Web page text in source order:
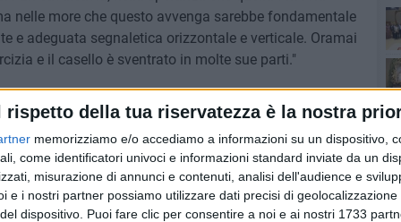
rispetto della tua riservatezza è la nostra
memorizziamo e/o accediamo a informazioni su un dispositivo,
come identificatori univoci e informazioni standard inviate da un
misurazione di annunci e contenuti, analisi dell'audience e
e i nostri partner possiamo utilizzare dati precisi di
dispositivo. Puoi fare clic per consentire a noi e ai nostri 1733
nelle more che questo avvenga sarebbe fondamentale
e adeguata segnaletica orizzontale e verticale. Oramai
e il casello è sventrato in molte sue parti."
oltremodo i responsabili della Provincia Bat
e le insidie che quotidianamente attentano alla
sia la volta buona, perché quella strada, unitamente
e molto trafficata. Vorremmo evitare - conclude Conca
dei danni o a raccontare di scampate tragedie o
a prevenirle."